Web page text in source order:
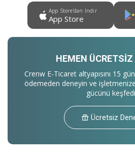
App Store'dan İndir
App Store
HEMEN ÜCRETSIZ
Crenw E-Ticaret altyapısını 15
ödemeden deneyin ve
gücünü
Ücretsiz